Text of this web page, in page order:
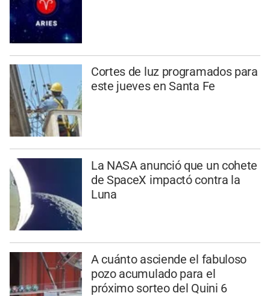
Cortes de luz programados para
este jueves en Santa Fe
La NASA anunció que un cohete
de SpaceX impactó contra la
Luna
A cuánto asciende el fabuloso
pozo acumulado para el
próximo sorteo del Quini 6